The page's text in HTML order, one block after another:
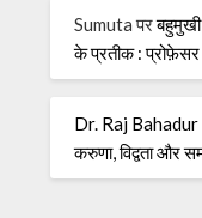
Sumutaपरबहुमुखी
के प्रतीक :
Dr. Raj
करुणा, विद्वता और